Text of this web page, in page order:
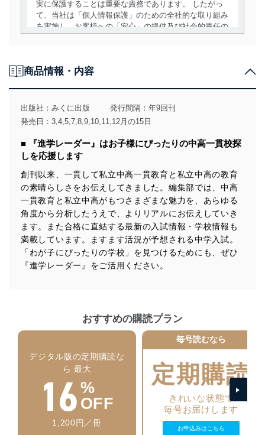
実に保護することは重要な責務であります。 したがっ
て、当社は「個人情報保護」のための全社的な取り組み
を実施し、お客様への「安心」の提供及び社会的責任の
用目的を明確にし、本人の同意を得たうえで利用目的の
達成に必要な範囲内で適法かつ公正な手段によって取
得・利用・提供を行います。また、当社が保有している
個人情報は、同意を得ずに目的外利用、第三者への提
供・開示は行いません。当社においてはこれらの取り組
みを確実にするため、従業者等の教育を徹底してまいり
ます。また、目的外利用を行わないために、適切な管理
措置を講じます。
法令遵守
当社は、個人情報に関連する法令、国が定める指針及び
その他の規範を遵守します。また、当社の管理の仕組み
に、これらの法令及びその他の規範を常に適合させま
す。
個人情報の安全管理措置
施し、個人情報の漏えい、滅失またはき損の防止及び是
正に努めます。
個人データを取り扱うことのできる機器及び当該
機器を取り扱う従業者を明確化し、 個人データへ
の不要なアクセスを防止しています。
アクセス者の識別と認証
機器に標準装備されているユーザー制御機能（ユ
ーザーアカウント制御）により、個人情報データ
ベース等を取り扱う情報システムを使用する従業
商品情報・内容
出版社： みくに出版
発行間隔：年9回刊
発売日：3,4,5,7,8,9,10,11,12月の15日
■ 『進学レーダー』はお子様にぴったりの中高一貫校探
しを応援します
創刊以来、一貫して私立中高一貫教育と私立中高の教育
の素晴らしさをお伝えしてきました。編集部では、中高
一貫教育と私立中高がもつさまざまな魅力を、あらゆる
角度から分析したうえで、よりリアルにお伝えしていき
ます。また合格に直結する最新の入試情報・学校情報も
満載しています。ますます活況が予想される中学入試。
「わが子にぴったりの学校」を見つけるためにも、ぜひ
『進学レーダー』をご活用ください。
おすすめの購読プラン
デジタル版の定期購読な
ら 最大
16 %
OFF
1,200円／冊
毎号読むなら
定期購読
きれいな状態で
毎号お届けします
お申込みはこちら